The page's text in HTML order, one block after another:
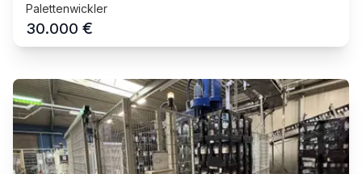
Palettenwickler
30.000 €